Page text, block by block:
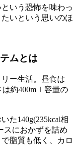
いう恐怖を味わっ
いという思いのほ
ムとは
ー生活。昼食は
約400mｌ容量の
た140g(235kcal相
スにおかずを詰め
脂質も低く、カロ